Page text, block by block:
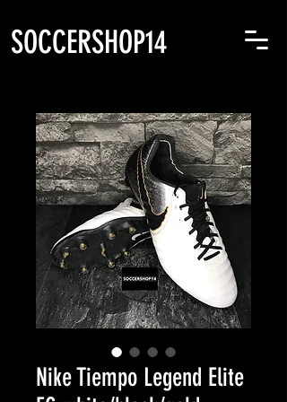
SOCCERSHOP14
Nike Tiempo Legend Elite